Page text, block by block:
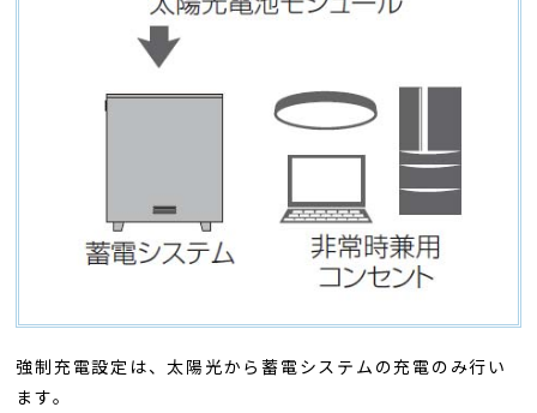
強制充電設定は、太陽光から蓄電システムの充電のみ行い
ます。